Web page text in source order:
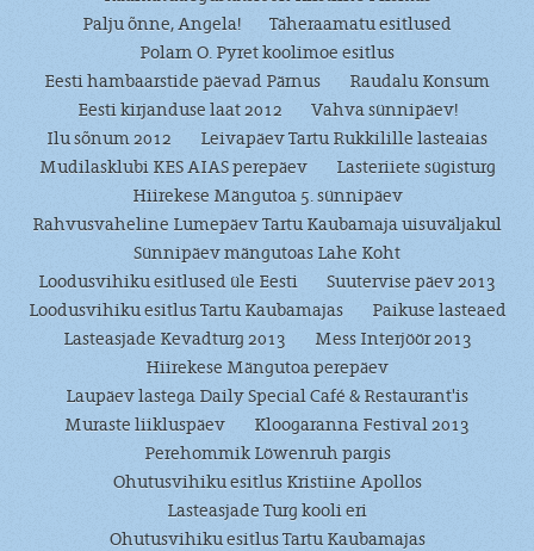
Palju õnne, Angela!
Täheraamatu esitlused
Polarn O. Pyret koolimoe esitlus
Eesti hambaarstide päevad Pärnus
Raudalu Konsum
Eesti kirjanduse laat 2012
Vahva sünnipäev!
Ilu sõnum 2012
Leivapäev Tartu Rukkilille lasteaias
Mudilasklubi KES AIAS perepäev
Lasteriiete sügisturg
Hiirekese Mängutoa 5. sünnipäev
Rahvusvaheline Lumepäev Tartu Kaubamaja uisuväljakul
Sünnipäev mängutoas Lahe Koht
Loodusvihiku esitlused üle Eesti
Suutervise päev 2013
Loodusvihiku esitlus Tartu Kaubamajas
Paikuse lasteaed
Lasteasjade Kevadturg 2013
Mess Interjöör 2013
Hiirekese Mängutoa perepäev
Laupäev lastega Daily Special Café & Restaurant'is
Muraste liikluspäev
Kloogaranna Festival 2013
Perehommik Löwenruh pargis
Ohutusvihiku esitlus Kristiine Apollos
Lasteasjade Turg kooli eri
Ohutusvihiku esitlus Tartu Kaubamajas